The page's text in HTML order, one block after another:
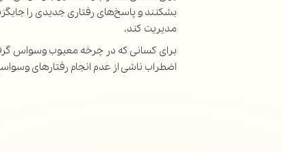
بشکنند و پاسخ‌های رفتاری جدیدی را
مدیریت کند.
برای کسانی که در چرخه معیوب وسواس
اضطراب ناشی از عدم انجام رفتارهای